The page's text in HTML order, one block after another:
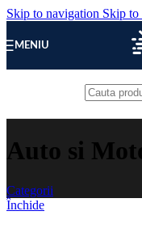
Skip to navigation Skip to
MENIU
Auto si
Categorii
Închide